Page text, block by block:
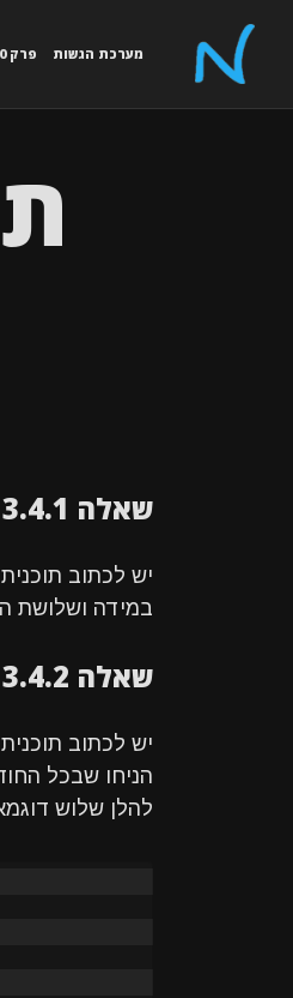
מערכת הגשות פרק 0
שאלה 3.4.1
יש לכתוב
במידה ושלושת
שאלה 3.4.2
יש לכתוב
הניחו שבכל החודשים יש
להלן שלוש